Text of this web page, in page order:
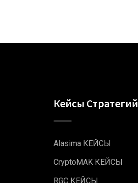
Кейсы Стратегий
Alasima КЕЙСЫ
CryptoMAK КЕЙСЫ
RGC КЕЙСЫ